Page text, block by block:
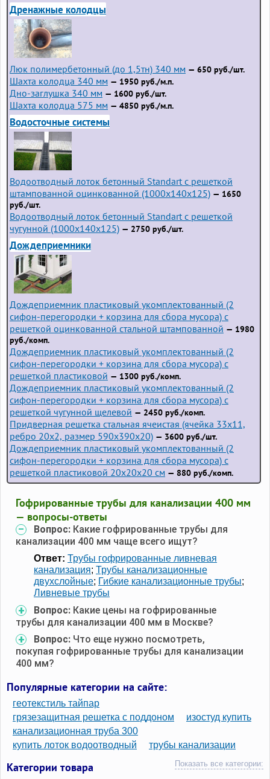
Дренажные колодцы
Люк полимербетонный (до 1,5тн) 340 мм — 650 руб./шт.
Шахта колодца 340 мм — 1950 руб./м.п.
Дно-заглушка 340 мм — 1600 руб./шт.
Шахта колодца 575 мм — 4850 руб./м.п.
Водосточные системы
Водоотводный лоток бетонный Standart с решеткой
штампованной оцинкованной (1000x140x125) — 1650
руб./шт.
Водоотводный лоток бетонный Standart с решеткой
чугунной (1000x140x125) — 2750 руб./шт.
Дождеприемники
Дождеприемник пластиковый укомплектованный (2
сифон-перегородки + корзина для сбора мусора) с
решеткой оцинкованной стальной штампованной — 1980
руб./комп.
Дождеприемник пластиковый укомплектованный (2
сифон-перегородки + корзина для сбора мусора) с
решеткой пластиковой — 1300 руб./комп.
Дождеприемник пластиковый укомплектованный (2
сифон-перегородки + корзина для сбора мусора) с
решеткой чугунной щелевой — 2450 руб./комп.
Придверная решетка стальная ячеистая (ячейка 33x11,
ребро 20x2, размер 590x390x20) — 3600 руб./шт.
Дождеприемник пластиковый укомплектованный (2
сифон-перегородки + корзина для сбора мусора) с
решеткой пластиковой 20х20х20 см — 880 руб./комп.
Гофрированные трубы для канализации 400 мм
— вопросы-ответы
Вопрос: Какие гофрированные трубы для
канализации 400 мм чаще всего ищут?
Ответ: Трубы гофрированные ливневая
канализация; Трубы канализационные
двухслойные; Гибкие канализационные трубы;
Ливневые трубы
Вопрос: Какие цены на гофрированные
трубы для канализации 400 мм в Москве?
Вопрос: Что еще нужно посмотреть,
покупая гофрированные трубы для канализации
400 мм?
Популярные категории на сайте:
геотекстиль тайпар
грязезащитная решетка с поддоном
изостуд купить
канализационная труба 300
купить лоток водоотводный
трубы канализации
Категории товара Показать все категории: